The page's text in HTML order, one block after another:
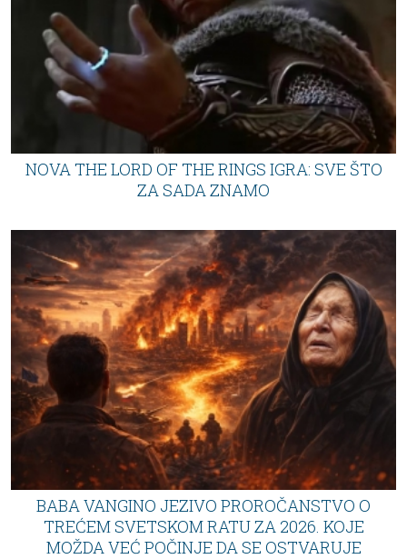
NOVA THE LORD OF THE RINGS IGRA: SVE ŠTO
ZA SADA ZNAMO
BABA VANGINO JEZIVO PROROČANSTVO O
TREĆEM SVETSKOM RATU ZA 2026. KOJE
MOŽDA VEĆ POČINJE DA SE OSTVARUJE